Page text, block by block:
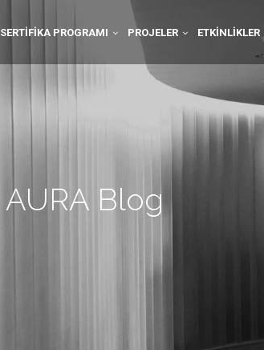
SERTIFIKA PROGRAMI PROJELER ETKINLIKLER
AURA Blog